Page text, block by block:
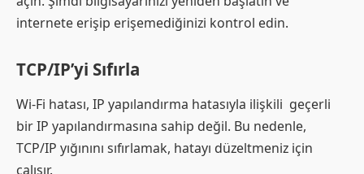
internete erişip erişemediğinizi kontrol edin.
TCP/IP’yi Sıfırla
Wi-Fi hatası, IP yapılandırma hatasıyla ilişkili geçerli
bir IP yapılandırmasına sahip değil. Bu nedenle,
TCP/IP yığınını sıfırlamak, hatayı düzeltmeniz için
çalışır.